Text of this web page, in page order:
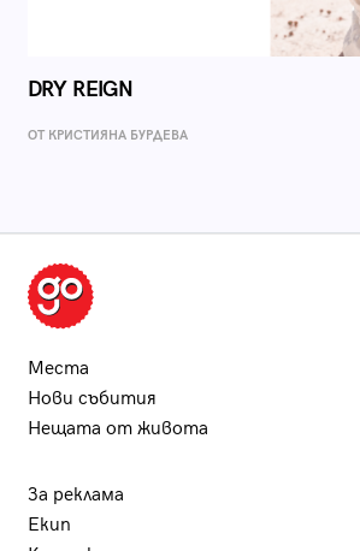
DRY REIGN
ОТ КРИСТИЯНА БУРДЕВА
Места
Нови събития
Нещата от живота
За реклама
Екип